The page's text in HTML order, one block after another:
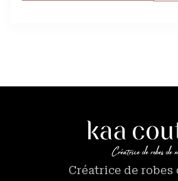
Créatrice de robes